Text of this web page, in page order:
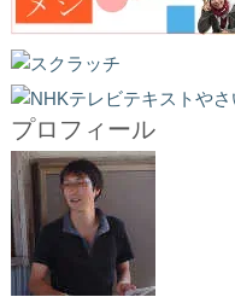
プロフィール